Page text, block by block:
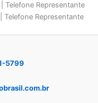
Telefone Representante
Telefone Representante
5799